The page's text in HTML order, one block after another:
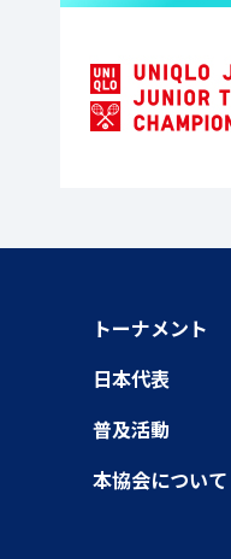
トーナメント
日本代表
普及活動
本協会について